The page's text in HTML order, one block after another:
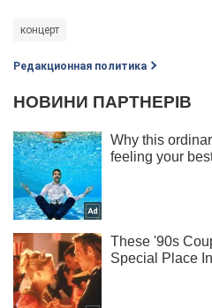
концерт
Редакционная политика